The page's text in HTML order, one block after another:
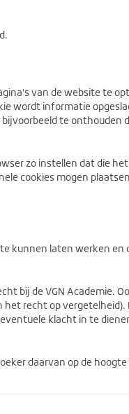
van de website te
wordt informatie
te
zo instellen dat die
cookies mogen
kunnen laten werken
bij de VGN Academie.
recht op
klacht in te
daarvan op de